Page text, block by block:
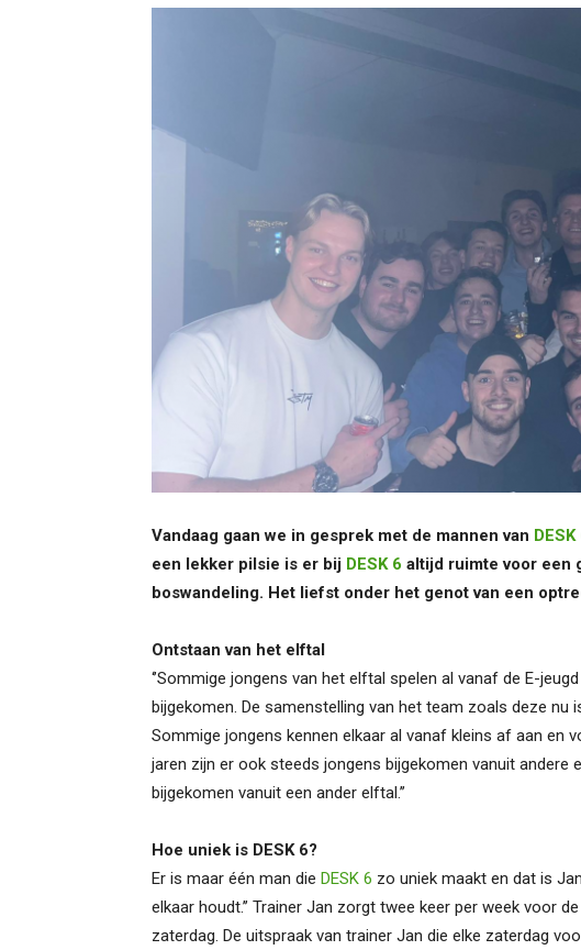
Vandaag gaan we in gesprek met de mannen van DESK
een lekker pilsie is er bij DESK 6 altijd ruimte voor een
boswandeling. Het liefst onder het genot van een
Ontstaan van het elftal
‘’Sommige jongens van het elftal spelen al vanaf de E-
bijgekomen. De samenstelling van het team zoals deze nu
Sommige jongens kennen elkaar al vanaf kleins af aan en
jaren zijn er ook steeds jongens bijgekomen vanuit
bijgekomen vanuit een ander elftal.’’
Hoe uniek is DESK 6?
Er is maar één man die DESK 6 zo uniek maakt en dat is
elkaar houdt.’’ Trainer Jan zorgt twee keer per week voor
zaterdag. De uitspraak van trainer Jan die elke zaterdag